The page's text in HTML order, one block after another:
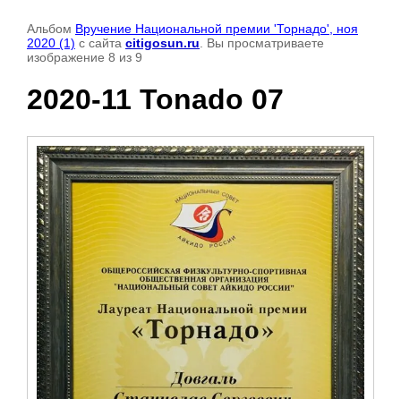
Альбом Вручение Национальной премии 'Торнадо', ноя
2020 (1) с сайта citigosun.ru . Вы просматриваете
изображение 8 из 9
2020-11 Tonado 07